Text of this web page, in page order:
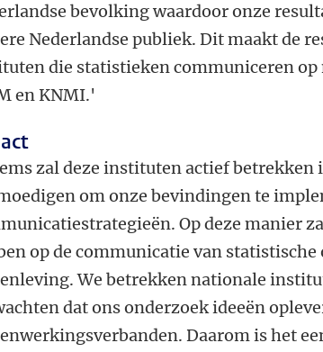
bevolking waardoor onze
Nederlandse publiek. Dit maakt de
die statistieken communiceren op
en KNMI.'
zal deze instituten actief betrekken
om onze bevindingen te
Op deze manier
op de communicatie van
We betrekken nationale
dat ons onderzoek ideeën
Daarom is het